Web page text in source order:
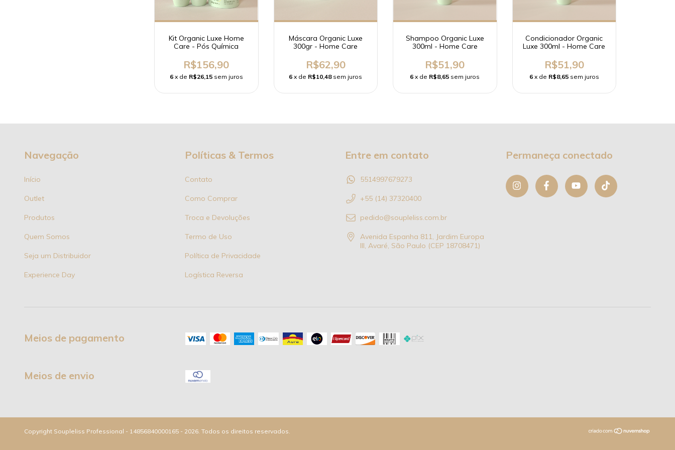
Kit Organic Luxe Home
Care - Pós Química
R$156,90
6 x de R$26,15 sem juros
Máscara Organic Luxe
300gr - Home Care
R$62,90
6 x de R$10,48 sem juros
Shampoo Organic Luxe
300ml - Home Care
R$51,90
6 x de R$8,65 sem juros
Condicionador Organic
Luxe 300ml - Home Care
R$51,90
6 x de R$8,65 sem juros
Navegação
Início
Outlet
Produtos
Quem Somos
Seja um Distribuidor
Experience Day
Políticas & Termos
Contato
Como Comprar
Troca e Devoluções
Termo de Uso
Política de Privacidade
Logística Reversa
Entre em contato
5514997679273
+55 (14) 37320400
pedido@soupleliss.com.br
Avenida Espanha 811, Jardim Europa
III, Avaré, São Paulo (CEP 18708471)
Permaneça conectado
Meios de pagamento
Meios de envio
Copyright Soupleliss Professional - 14856840000165 - 2026. Todos os direitos reservados.